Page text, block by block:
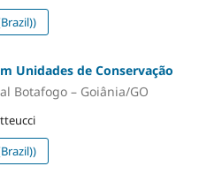
Unidades de Conservação
Botafogo – Goiânia/GO